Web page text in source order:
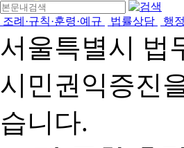
조례·규칙·훈령·예규 법률상담 행
서울특별시 법
시민권익증진
습니다.